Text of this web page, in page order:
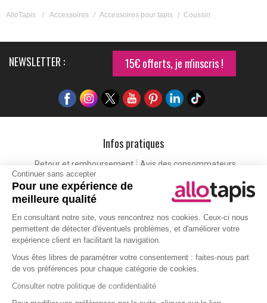
Continuer sans accepter
Pour une expérience de
meilleure qualité
En consultant notre site, vous rencontrez nos cookies. Ceux-ci nous
permettent de détecter d'éventuels problèmes, et d'améliorer votre
expérience client en facilitant la navigation.
Vous êtes libres de paramétrer votre consentement : faites-nous part
de vos préférences pour chaque catégorie de cookies.
Consulter notre politique de confidentialité
AlloTapis / Accessoires / Accessoires pour tapis / Coussin
NEWSLETTER : 15€ offerts, je m'inscris !
Infos pratiques
Retour et remboursement
Avis des consommateurs
Tapis et paillasson personnalisé
Labels de qualité
Eco-participation
Vos avantages
Aide
Qui sommes-nous ?
Nous contacter
Politique de protection de la vie privée